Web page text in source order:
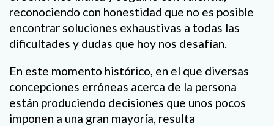
reconociendo con honestidad que no es posible
encontrar soluciones exhaustivas a todas las
dificultades y dudas que hoy nos desafían.
En este momento histórico, en el que diversas
concepciones erróneas acerca de la persona
están produciendo decisiones que unos pocos
imponen a una gran mayoría, resulta